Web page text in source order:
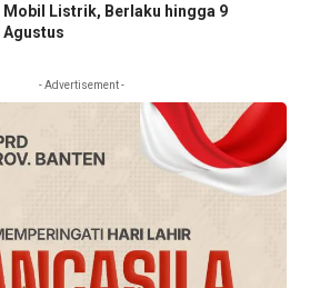
Mobil Listrik, Berlaku hingga 9
Agustus
- Advertisement -